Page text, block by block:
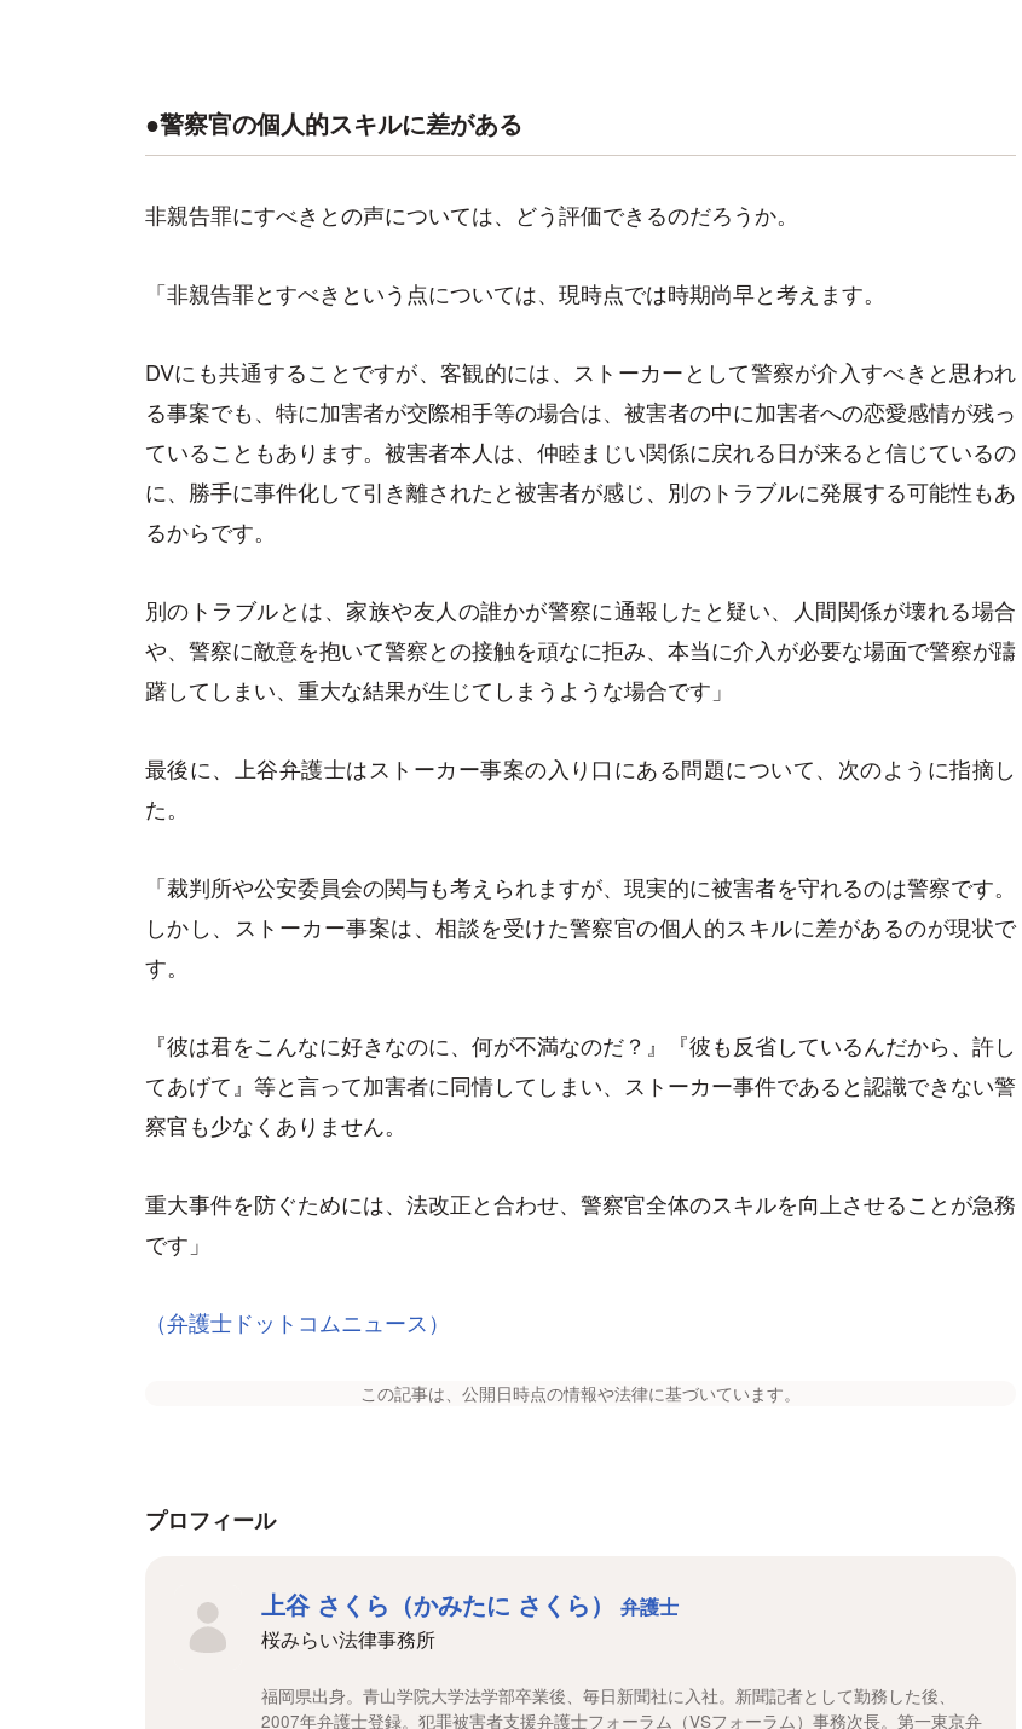
●警察官の個人的スキルに差がある
非親告罪にすべきとの声については、どう評価できるのだろうか。
「非親告罪とすべきという点については、現時点では時期尚早と考えます。
DVにも共通することですが、客観的には、ストーカーとして警察が介入すべきと思われ
る事案でも、特に加害者が交際相手等の場合は、被害者の中に加害者への恋愛感情が残っ
ていることもあります。被害者本人は、仲睦まじい関係に戻れる日が来ると信じているの
に、勝手に事件化して引き離されたと被害者が感じ、別のトラブルに発展する可能性もあ
るからです。
別のトラブルとは、家族や友人の誰かが警察に通報したと疑い、人間関係が壊れる場合
や、警察に敵意を抱いて警察との接触を頑なに拒み、本当に介入が必要な場面で警察が躊
躇してしまい、重大な結果が生じてしまうような場合です」
最後に、上谷弁護士はストーカー事案の入り口にある問題について、次のように指摘し
た。
「裁判所や公安委員会の関与も考えられますが、現実的に被害者を守れるのは警察です。
しかし、ストーカー事案は、相談を受けた警察官の個人的スキルに差があるのが現状で
す。
『彼は君をこんなに好きなのに、何が不満なのだ？』『彼も反省しているんだから、許し
てあげて』等と言って加害者に同情してしまい、ストーカー事件であると認識できない警
察官も少なくありません。
重大事件を防ぐためには、法改正と合わせ、警察官全体のスキルを向上させることが急務
です」
（弁護士ドットコムニュース）
この記事は、公開日時点の情報や法律に基づいています。
プロフィール
上谷 さくら（かみたに さくら） 弁護士
桜みらい法律事務所
福岡県出身。青山学院大学法学部卒業後、毎日新聞社に入社。新聞記者として勤務した後、
2007年弁護士登録。犯罪被害者支援弁護士フォーラム（VSフォーラム）事務次長。第一東京弁